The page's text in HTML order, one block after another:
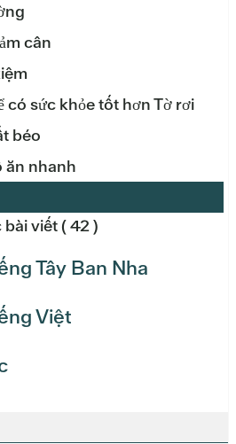
cân
có sức khỏe tốt hơn Tờ rơi
béo
ăn nhanh
bài viết( 42 )
Tây Ban Nha
Việt